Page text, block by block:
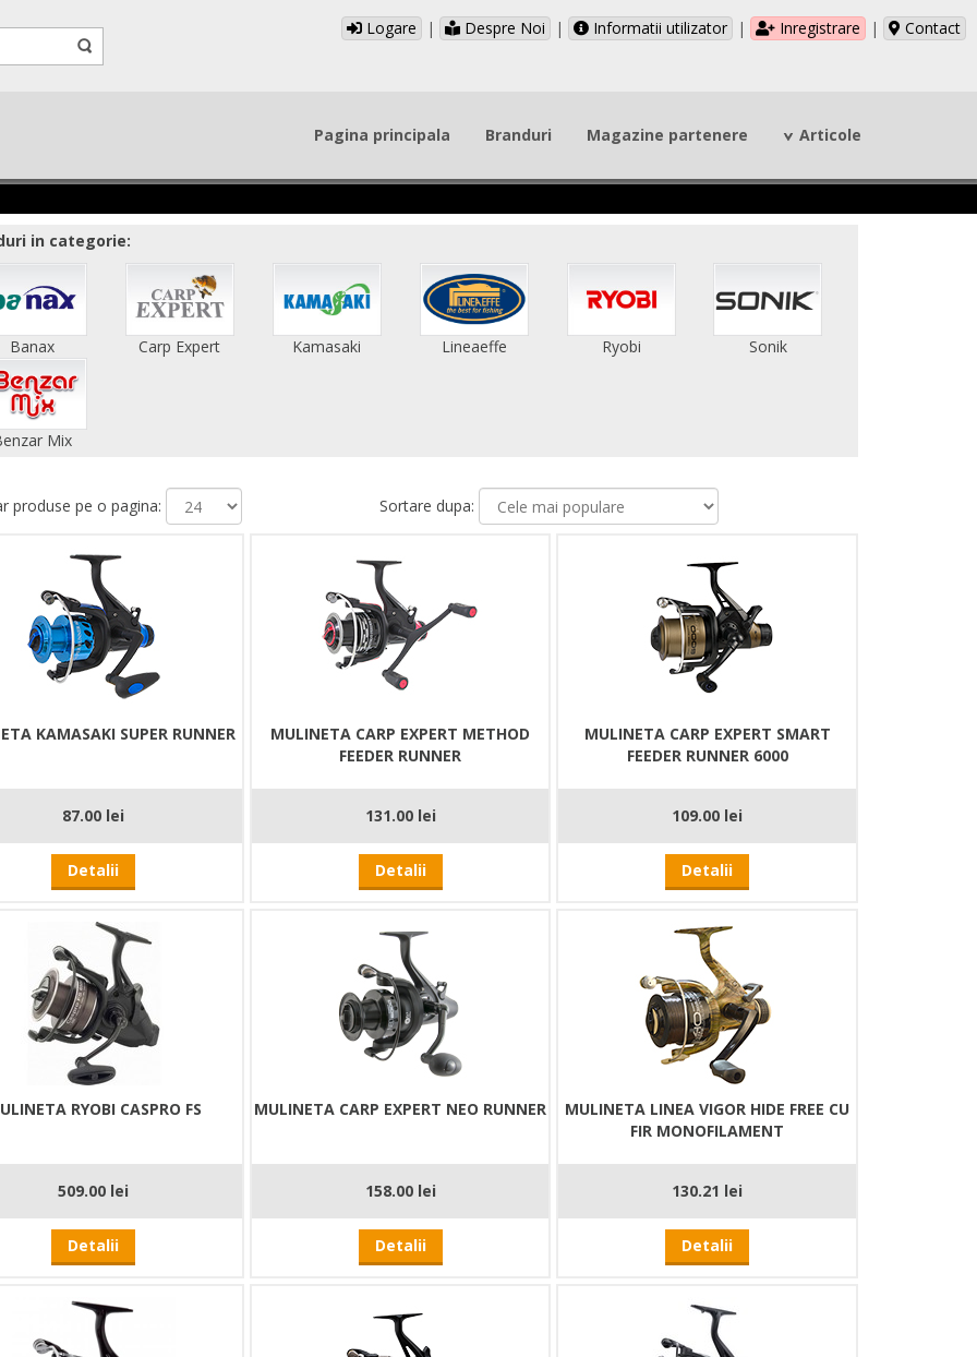
Logare | Despre Noi | Informatii utilizator | Inregistrare | Contact
Pagina principala Branduri Magazine partenere Articole
in categorie:
Banax Carp Expert Kamasaki Lineaeffe Ryobi Sonik
Mix
produse pe o pagina: Sortare dupa:
KAMASAKI SUPER RUNNER
87.00 lei
Detalii
MULINETA CARP EXPERT METHOD
FEEDER RUNNER
131.00 lei
Detalii
MULINETA CARP EXPERT SMART
FEEDER RUNNER 6000
109.00 lei
Detalii
RYOBI CASPRO FS
509.00 lei
Detalii
MULINETA CARP EXPERT NEO RUNNER
158.00 lei
Detalii
MULINETA LINEA VIGOR HIDE FREE CU
FIR MONOFILAMENT
130.21 lei
Detalii